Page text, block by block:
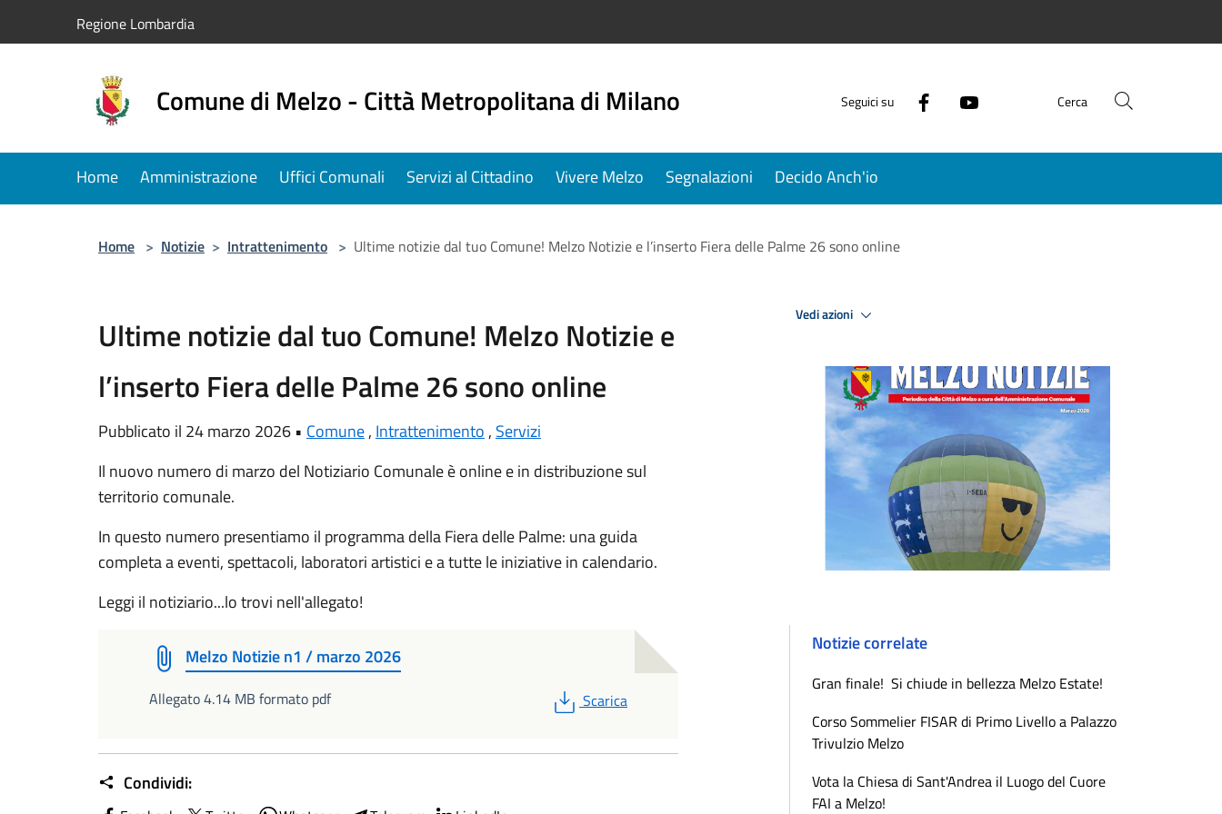
Regione Lombardia
Comune di Melzo - Città Metropolitana di Milano Seguici su Cerca
Home Amministrazione Uffici Comunali Servizi al Cittadino Vivere Melzo Segnalazioni Decido Anch'io
Home > Notizie > Intrattenimento > Ultime notizie dal tuo Comune! Melzo Notizie e l’inserto Fiera delle Palme 26 sono online
Ultime notizie dal tuo Comune! Melzo Notizie e
l’inserto Fiera delle Palme 26 sono online
Pubblicato il 24 marzo 2026 • Comune, Intrattenimento , Servizi
Il nuovo numero di marzo del Notiziario Comunale è online e in distribuzione sul
territorio comunale.
In questo numero presentiamo il programma della Fiera delle Palme: una guida
completa a eventi, spettacoli, laboratori artistici e a tutte le iniziative in calendario.
Leggi il notiziario...lo trovi nell'allegato!
Melzo Notizie n1 / marzo 2026
Allegato 4.14 MB formato pdf PDF
Scarica
Condividi:
Vedi azioni
Notizie correlate
Gran finale! Si chiude in bellezza Melzo Estate!
Corso Sommelier FISAR di Primo Livello a Palazzo
Trivulzio Melzo
Vota la Chiesa di Sant'Andrea il Luogo del Cuore
FAI a Melzo!